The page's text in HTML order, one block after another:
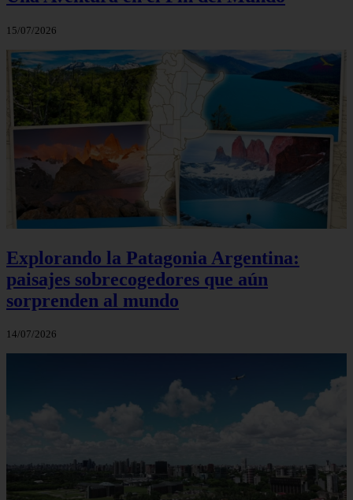
15/07/2026
Explorando la Patagonia Argentina:
paisajes sobrecogedores que aún
sorprenden al mundo
14/07/2026